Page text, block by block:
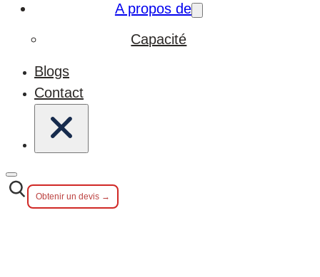
A propos de
Capacité
Blogs
Contact
Obtenir un devis →